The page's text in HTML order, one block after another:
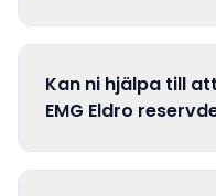
Kan ni hjälpa till
EMG Eldro